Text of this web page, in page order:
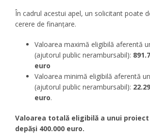
În cadrul acestui apel, un solicitant poate
cerere de finanțare.
Valoarea maximă eligibilă aferentă
(ajutorul public nerambursabil):
euro
Valoarea minimă eligibilă aferentă
(ajutorul public nerambursabil):
euro.
Valoarea totală eligibilă a unui
depăși 400.000 euro.